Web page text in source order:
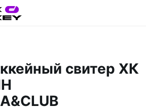
свитер ХК